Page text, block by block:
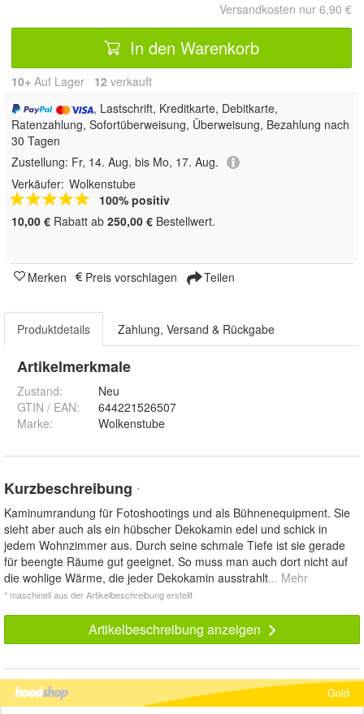
Versandkosten nur 6,90 €
In den Warenkorb
10+ Auf Lager 12 verkauft
, Lastschrift, Kreditkarte, Debitkarte,
Ratenzahlung, Sofortüberweisung, Überweisung, Bezahlung nach
30 Tagen
Zustellung: Fr, 14. Aug. bis Mo, 17. Aug.
Verkäufer: Wolkenstube
100% positiv
10,00 € Rabatt ab 250,00 € Bestellwert.
Merken Preis vorschlagen Teilen
Produktdetails Zahlung, Versand & Rückgabe
Artikelmerkmale
Zustand:
Neu
GTIN / EAN:
644221526507
Marke:
Wolkenstube
Kurzbeschreibung *
Kaminumrandung für Fotoshootings und als Bühnenequipment. Sie
sieht aber auch als ein hübscher Dekokamin edel und schick in
jedem Wohnzimmer aus. Durch seine schmale Tiefe ist sie gerade
für beengte Räume gut geeignet. So muss man auch dort nicht auf
die wohlige Wärme, die jeder Dekokamin ausstrahlt... Mehr
* maschinell aus der Artikelbeschreibung erstellt
Artikelbeschreibung anzeigen
Gold